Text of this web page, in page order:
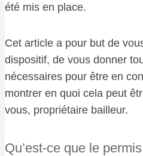
été mis en place.
Cet article a pour but de
dispositif, de vous donner
nécessaires pour être en
montrer en quoi cela peut
vous, propriétaire bailleur.
Qu’est-ce que le